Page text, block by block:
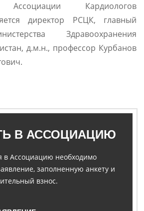
Ассоциации Кардиологов
директор РСЦК, главный
Здравоохранения
д.м.н., профессор Курбанов
В АССОЦИАЦИЮ
в Ассоциацию необходимо
заполненную анкету и
взнос.